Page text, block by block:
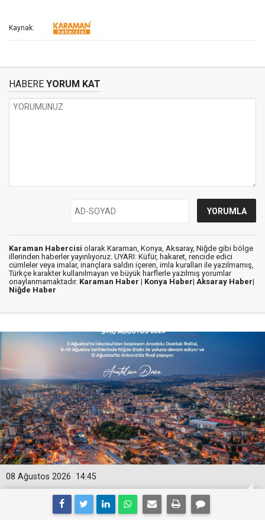
Kaynak:
HABERE YORUM KAT
Karaman Habercisi olarak Karaman, Konya, Aksaray, Niğde gibi bölge
illerinden haberler yayınlıyoruz. UYARI: Küfür, hakaret, rencide edici
cümleler veya imalar, inançlara saldırı içeren, imla kuralları ile yazılmamış,
Türkçe karakter kullanılmayan ve büyük harflerle yazılmış yorumlar
onaylanmamaktadır. Karaman Haber | Konya Haber| Aksaray Haber|
Niğde Haber
14:45
08 Ağustos 2026